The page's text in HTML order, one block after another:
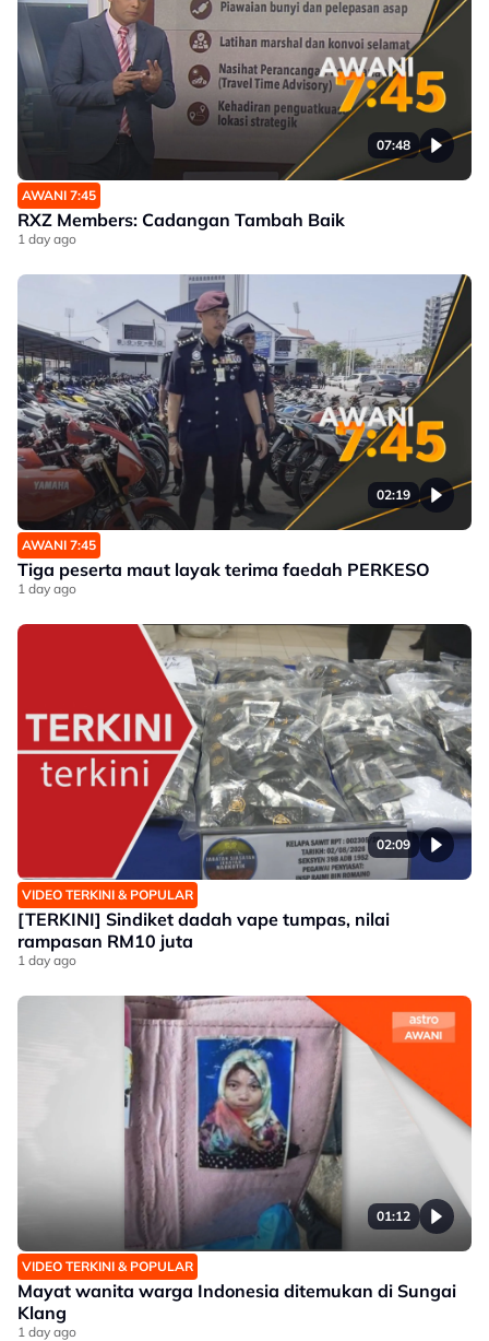
07:48
AWANI 7:45
RXZ Members: Cadangan Tambah Baik
1 day ago
02:19
AWANI 7:45
Tiga peserta maut layak terima faedah PERKESO
1 day ago
02:09
VIDEO TERKINI & POPULAR
[TERKINI] Sindiket dadah vape tumpas, nilai
rampasan RM10 juta
1 day ago
01:12
VIDEO TERKINI & POPULAR
Mayat wanita warga Indonesia ditemukan di Sungai
Klang
1 day ago